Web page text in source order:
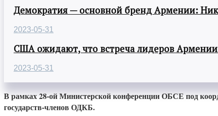
Демократия — основной бренд Армении:
2023-05-31
США ожидают, что встреча лидеров
2023-05-31
В рамках 28-ой Министерской конференции ОБСЕ под
государств-членов ОДКБ.